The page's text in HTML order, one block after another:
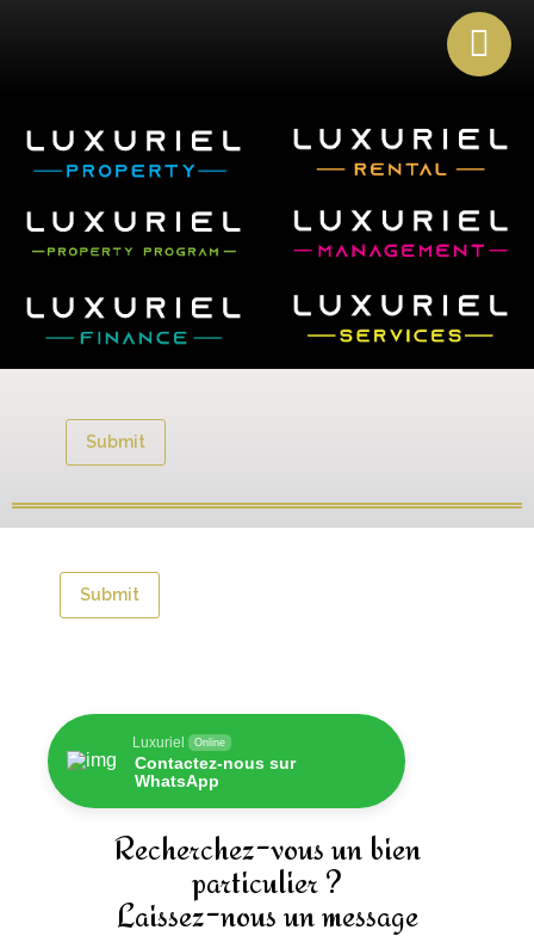
Luxuriel Online
Contactez-nous sur
WhatsApp
Recherchez-vous un bien
particulier ?
Laissez-nous un message